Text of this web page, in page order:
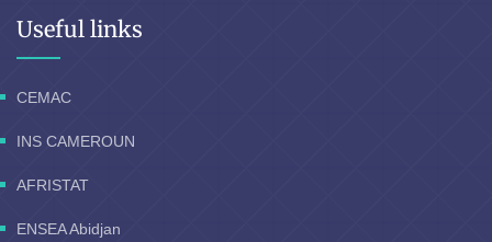
Useful links
CEMAC
INS CAMEROUN
AFRISTAT
ENSEA Abidjan